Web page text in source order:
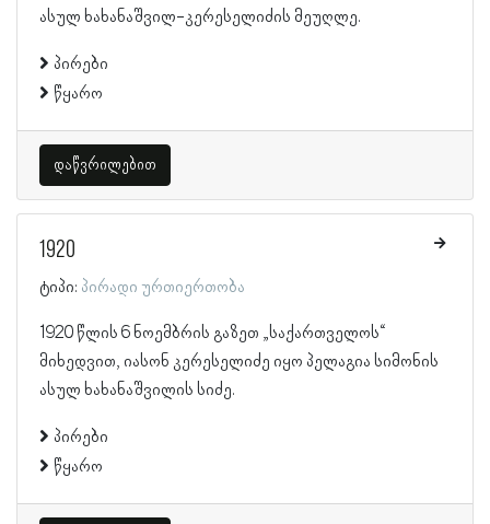
ასულ ხახანაშვილ-კერესელიძის მეუღლე.
პირები
წყარო
დაწვრილებით
1920
ტიპი: პირადი ურთიერთობა
1920 წლის 6 ნოემბრის გაზეთ „საქართველოს“
მიხედვით, იასონ კერესელიძე იყო პელაგია სიმონის
ასულ ხახანაშვილის სიძე.
პირები
წყარო